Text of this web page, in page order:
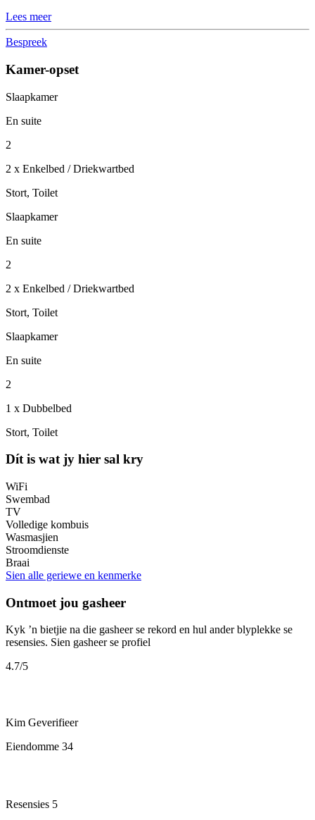
Lees meer
Bespreek
Kamer-opset
Slaapkamer
En suite
2
2 x Enkelbed / Driekwartbed
Stort, Toilet
Slaapkamer
En suite
2
2 x Enkelbed / Driekwartbed
Stort, Toilet
Slaapkamer
En suite
2
1 x Dubbelbed
Stort, Toilet
Dít is wat jy hier sal kry
WiFi
Swembad
TV
Volledige kombuis
Wasmasjien
Stroomdienste
Braai
Sien alle geriewe en kenmerke
Ontmoet jou gasheer
Kyk ’n bietjie na die gasheer se rekord en hul ander blyplekke se
resensies. Sien gasheer se profiel
4.7/5
Kim Geverifieer
Eiendomme 34
Resensies 5